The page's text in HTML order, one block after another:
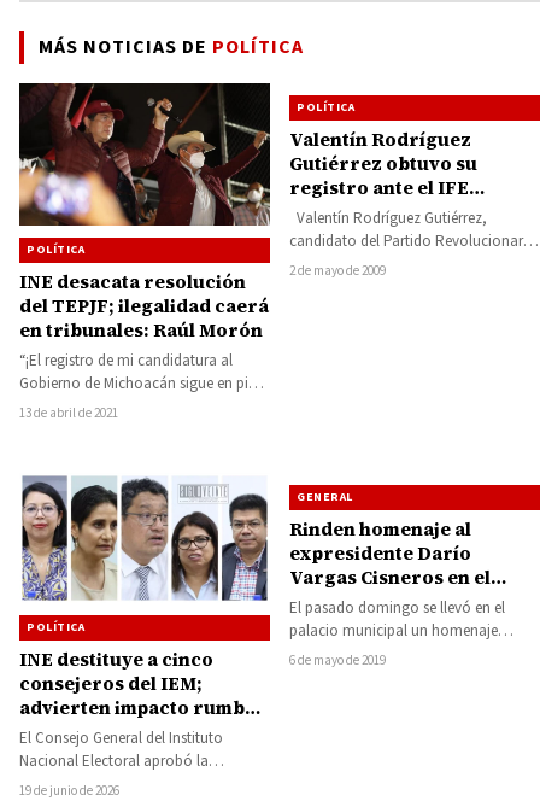
MÁS NOTICIAS DE POLÍTICA
POLÍTICA
INE desacata resolución
del TEPJF; ilegalidad caerá
en tribunales: Raúl Morón
“¡El registro de mi candidatura al
Gobierno de Michoacán sigue en pie!”,
enfatizó el coordinador estatal en
13 de abril de 2021
POLÍTICA
Valentín Rodríguez
Gutiérrez obtuvo su
registro ante el IFE
distrital
Valentín Rodríguez Gutiérrez,
candidato del Partido Revolucionario
Institucional a la diputación federal
2 de mayo de 2009
POLÍTICA
INE destituye a cinco
consejeros del IEM;
advierten impacto rumbo
a las elecciones de 2027
El Consejo General del Instituto
Nacional Electoral aprobó la
remoción de cinco integrantes del
19 de junio de 2026
GENERAL
Rinden homenaje al
expresidente Darío
Vargas Cisneros en el
Ayuntamiento
El pasado domingo se llevó en el
palacio municipal un homenaje
póstumo al ex presidente de Huetamo
6 de mayo de 2019